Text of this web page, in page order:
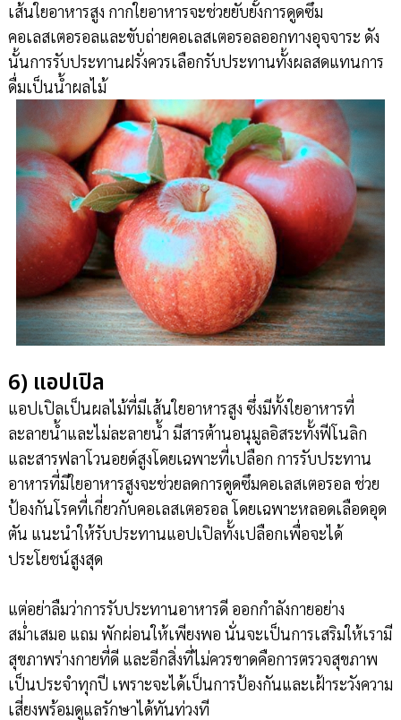
เส้นใยอาหารสูง กากใยอาหารจะช่วยยับยั้งการดูดซึม
คอเลสเตอรอลและขับถ่ายคอเลสเตอรอลออกทางอุจจาระ ดัง
นั้นการรับประทานฝรั่งควรเลือกรับประทานทั้งผลสดแทนการ
ดื่มเป็นน้ำผลไม้
6) แอปเปิล
แอปเปิลเป็นผลไม้ที่มีเส้นใยอาหารสูง ซึ่งมีทั้งใยอาหารที่
ละลายน้ำและไม่ละลายน้ำ มีสารต้านอนุมูลอิสระทั้งฟีโนลิก
และสารฟลาโวนอยด์สูงโดยเฉพาะที่เปลือก การรับประทาน
อาหารที่มีใยอาหารสูงจะช่วยลดการดูดซึมคอเลสเตอรอล ช่วย
ป้องกันโรคที่เกี่ยวกับคอเลสเตอรอล โดยเฉพาะหลอดเลือดอุด
ตัน แนะนำให้รับประทานแอปเปิลทั้งเปลือกเพื่อจะได้
ประโยชน์สูงสุด
แต่อย่าลืมว่าการรับประทานอาหารดี ออกกำลังกายอย่าง
สม่ำเสมอ แถม พักผ่อนให้เพียงพอ นั่นจะเป็นการเสริมให้เรามี
สุขภาพร่างกายที่ดี และอีกสิ่งที่ไม่ควรขาดคือการตรวจสุขภาพ
เป็นประจำทุกปี เพราะจะได้เป็นการป้องกันและเฝ้าระวังความ
เสี่ยงพร้อมดูแลรักษาได้ทันท่วงที